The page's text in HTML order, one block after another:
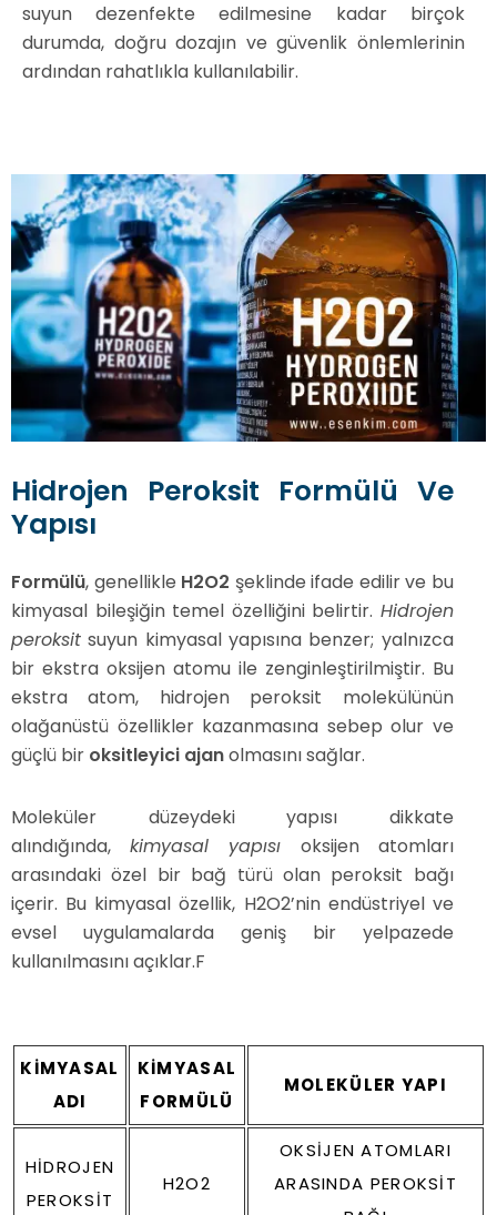
suyun dezenfekte edilmesine kadar birçok
durumda, doğru dozajın ve güvenlik önlemlerinin
ardından rahatlıkla kullanılabilir.
Hidrojen Peroksit Formülü Ve
Yapısı
Formülü, genellikle H2O2 şeklinde ifade edilir ve bu
kimyasal bileşiğin temel özelliğini belirtir. Hidrojen
peroksit suyun kimyasal yapısına benzer; yalnızca
bir ekstra oksijen atomu ile zenginleştirilmiştir. Bu
ekstra atom, hidrojen peroksit molekülünün
olağanüstü özellikler kazanmasına sebep olur ve
güçlü bir oksitleyici ajanolmasını sağlar.
Moleküler düzeydeki yapısı dikkate
alındığında,kimyasal yapısı oksijen atomları
arasındaki özel bir bağ türü olan peroksit bağı
içerir. Bu kimyasal özellik, H2O2’nin endüstriyel ve
evsel uygulamalarda geniş bir yelpazede
kullanılmasını açıklar.F
KIMYASAL
ADI
KIMYASAL
FORMÜLÜ
MOLEKÜLER YAPI
HIDROJEN
PEROKSIT
H2O2
OKSIJEN ATOMLARI
ARASINDA PEROKSIT